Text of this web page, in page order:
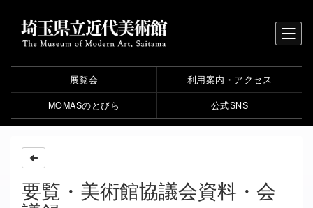
展覧会 利用案内・アクセス
MOMASのとびら 公式SNS
要覧・美術館協議会資料・会